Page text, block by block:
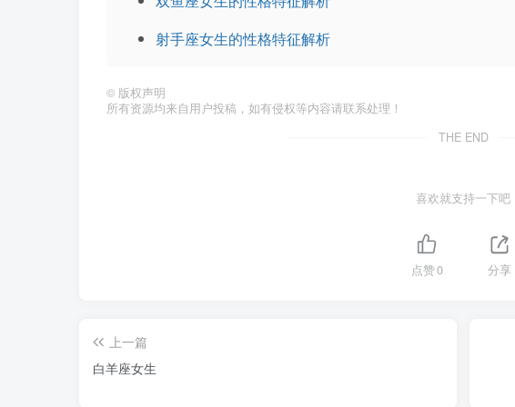
射手座女生的性格特征解析
© 版权声明
所有资源均来自用户投稿，如有侵权等内容请联系处理！
THE END
喜欢就支持一下吧
点赞0 分享
上一篇
白羊座女生